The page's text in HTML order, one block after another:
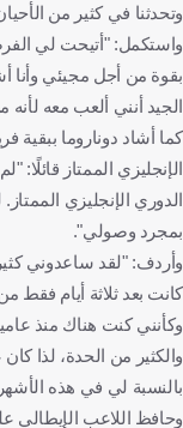
وتحدثنا في كثير من
واستكمل: "أتيحت لي
بقوة من أجل مجيئي وأنا
الجيد أنني ألعب معه
كما أشاد دوناروما
الإنجليزي الممتاز قائلًا:
الدوري الإنجليزي
بمجرد وصولي".
وأردف: "لقد ساعدوني
كانت بعد ثلاثة أيام فقط
وكأنني كنت هناك منذ
والكثير من الحدة، لذا
بالنسبة لي في هذه الأشهر